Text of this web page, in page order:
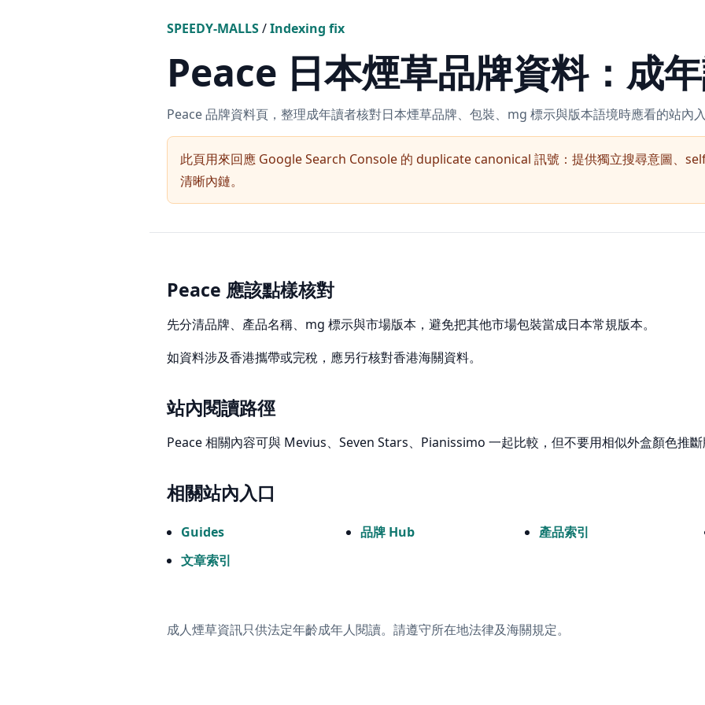
SPEEDY-MALLS/Indexing fix
Peace 日本煙草品牌資料：成
Peace 品牌資料頁，整理成年讀者核對日本煙草品牌、包裝、mg 標示與版本語境時應看的站內入
此頁用來回應 Google Search Console 的 duplicate canonical 訊號：提供獨立搜尋意圖、
清晰內鏈。
Peace 應該點樣核對
先分清品牌、產品名稱、mg 標示與市場版本，避免把其他市場包裝當成日本常規版本。
如資料涉及香港攜帶或完稅，應另行核對香港海關資料。
站內閱讀路徑
Peace 相關內容可與 Mevius、Seven Stars、Pianissimo 一起比較，但不要用相似外盒顏色推斷
相關站內入口
Guides 品牌 Hub 產品索引
文章索引
成人煙草資訊只供法定年齡成年人閱讀。請遵守所在地法律及海關規定。